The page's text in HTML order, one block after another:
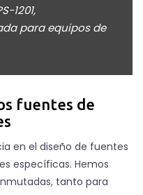
1201,
para equipos de
fuentes de
en el diseño de fuentes
específicas. Hemos
tanto para